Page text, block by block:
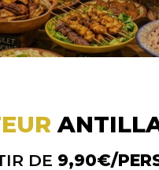
DE 9,90€/